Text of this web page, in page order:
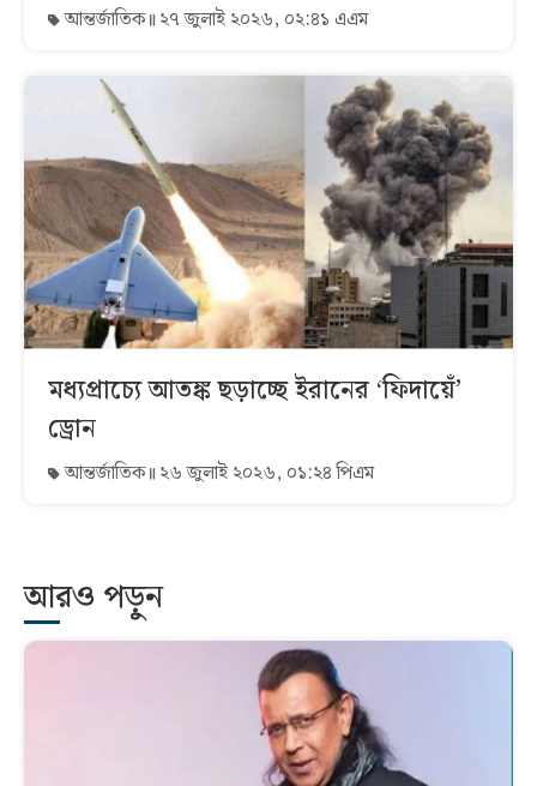
আন্তর্জাতিক ২৭ জুলাই ২০২৬, ০২:৪১ এএম
মধ্যপ্রাচ্যে আতঙ্ক ছড়াচ্ছে ইরানের ‘ফিদায়েঁ’
ড্রোন
আন্তর্জাতিক ২৬ জুলাই ২০২৬, ০১:২৪ পিএম
আরও পড়ুন